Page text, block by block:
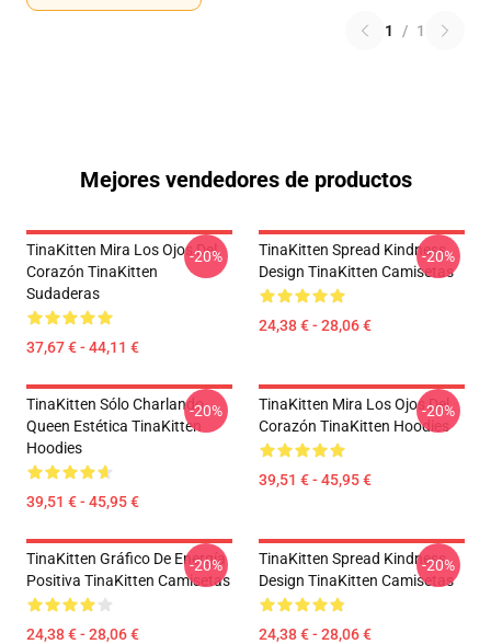
1 / 1
Mejores vendedores de productos
TinaKitten Mira Los Ojos Del
Corazón TinaKitten
Sudaderas
37,67 € - 44,11 €
-20%
TinaKitten Spread Kindness
Design TinaKitten Camisetas
24,38 € - 28,06 €
-20%
TinaKitten Sólo Charlando
Queen Estética TinaKitten
Hoodies
39,51 € - 45,95 €
-20%
TinaKitten Mira Los Ojos Del
Corazón TinaKitten Hoodies
39,51 € - 45,95 €
-20%
TinaKitten Gráfico De Energía
Positiva TinaKitten Camisetas
24,38 € - 28,06 €
-20%
TinaKitten Spread Kindness
Design TinaKitten Camisetas
24,38 € - 28,06 €
-20%